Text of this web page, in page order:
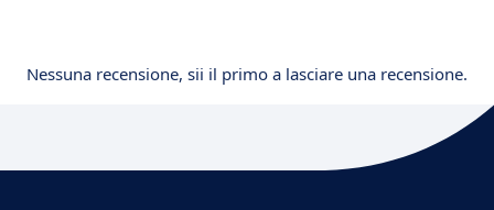
Nessuna recensione, sii il primo a lasciare una recensione.